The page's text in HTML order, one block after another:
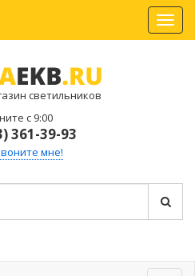
светильников
с 9:00
361-39-93
мне!